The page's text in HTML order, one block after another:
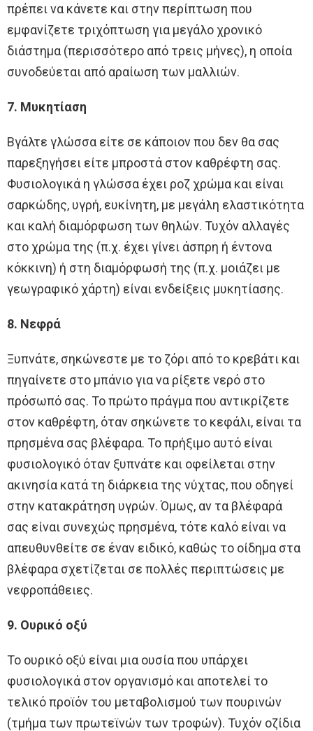
πρέπει να κάνετε και στην περίπτωση που
εμφανίζετε τριχόπτωση για μεγάλο χρονικό
διάστημα (περισσότερο από τρεις μήνες), η οποία
συνοδεύεται από αραίωση των μαλλιών.
7. Μυκητίαση
Βγάλτε γλώσσα είτε σε κάποιον που δεν θα σας
παρεξηγήσει είτε μπροστά στον καθρέφτη σας.
Φυσιολογικά η γλώσσα έχει ροζ χρώμα και είναι
σαρκώδης, υγρή, ευκίνητη, με μεγάλη ελαστικότητα
και καλή διαμόρφωση των θηλών. Τυχόν αλλαγές
στο χρώμα της (π.χ. έχει γίνει άσπρη ή έντονα
κόκκινη) ή στη διαμόρφωσή της (π.χ. μοιάζει με
γεωγραφικό χάρτη) είναι ενδείξεις μυκητίασης.
8. Νεφρά
Ξυπνάτε, σηκώνεστε με το ζόρι από το κρεβάτι και
πηγαίνετε στο μπάνιο για να ρίξετε νερό στο
πρόσωπό σας. Το πρώτο πράγμα που αντικρίζετε
στον καθρέφτη, όταν σηκώνετε το κεφάλι, είναι τα
πρησμένα σας βλέφαρα. Το πρήξιμο αυτό είναι
φυσιολογικό όταν ξυπνάτε και οφείλεται στην
ακινησία κατά τη διάρκεια της νύχτας, που οδηγεί
στην κατακράτηση υγρών. Όμως, αν τα βλέφαρά
σας είναι συνεχώς πρησμένα, τότε καλό είναι να
απευθυνθείτε σε έναν ειδικό, καθώς το οίδημα στα
βλέφαρα σχετίζεται σε πολλές περιπτώσεις με
νεφροπάθειες.
9. Ουρικό οξύ
Το ουρικό οξύ είναι µια ουσία που υπάρχει
φυσιολογικά στον οργανισµό και αποτελεί το
τελικό προϊόν του μεταβολισμού των πουρινών
(τµήµα των πρωτεϊνών των τροφών). Τυχόν οζίδια